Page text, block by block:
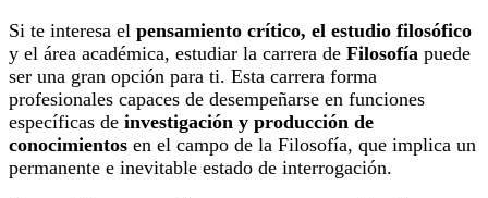
Si te interesa el pensamiento crítico, el estudio filosófico
y el área académica, estudiar la carrera de Filosofía puede
ser una gran opción para ti. Esta carrera forma
profesionales capaces de desempeñarse en funciones
específicas de investigación y producción de
conocimientos en el campo de la Filosofía, que implica un
permanente e inevitable estado de interrogación.